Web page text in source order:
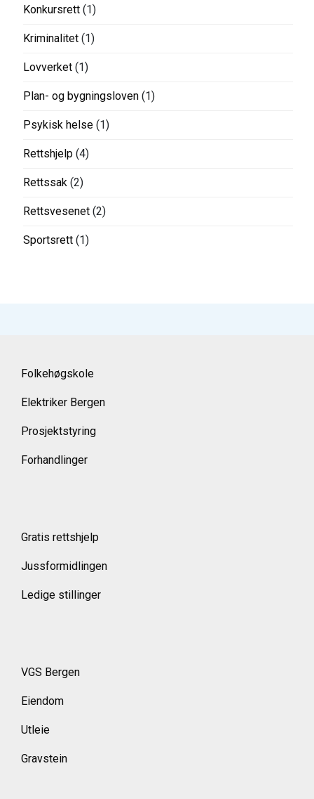
Konkursrett (1)
Kriminalitet (1)
Lovverket (1)
Plan- og bygningsloven (1)
Psykisk helse (1)
Rettshjelp (4)
Rettssak (2)
Rettsvesenet (2)
Sportsrett (1)
Folkehøgskole
Elektriker Bergen
Prosjektstyring
Forhandlinger
Gratis rettshjelp
Jussformidlingen
Ledige stillinger
VGS Bergen
Eiendom
Utleie
Gravstein